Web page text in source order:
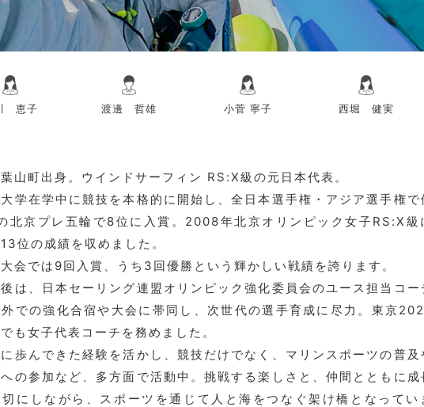
恵子 渡邊 哲雄 小菅 寧子 西堀 健実
山町出身。ウインドサーフィン RS:X級の元日本代表。
学在学中に競技を本格的に開始し、全日本選手権・アジア選手権で
北京プレ五輪で8位に入賞。2008年北京オリンピック女子RS:X級
位の成績を収めました。
会では9回入賞、うち3回優勝という輝かしい戦績を誇ります。
は、日本セーリング連盟オリンピック強化委員会のユース担当コー
での強化合宿や大会に帯同し、次世代の選手育成に尽力。東京
も女子代表コーチを務めました。
歩んできた経験を活かし、競技だけでなく、マリンスポーツの普及
の参加など、多方面で活動中。挑戦する楽しさと、仲間とともに成
にしながら、スポーツを通じて人と海をつなぐ架け橋となってい